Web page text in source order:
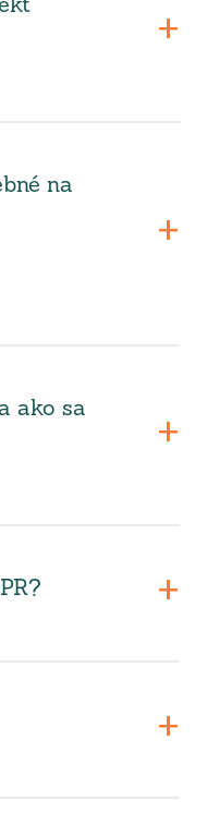
na
ako sa